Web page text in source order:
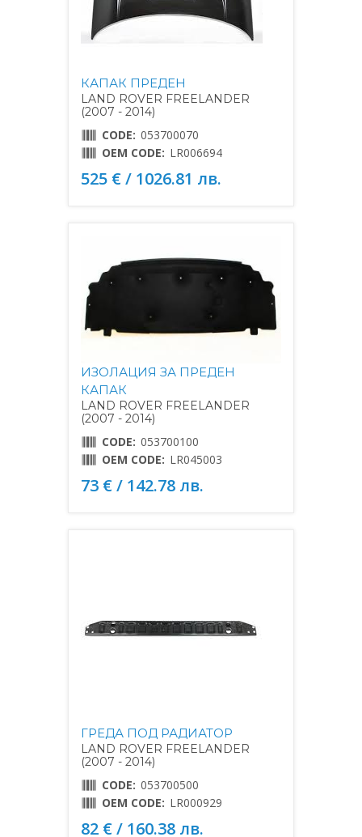
КАПАК ПРЕДЕН
LAND ROVER FREELANDER
(2007 - 2014)
CODE: 053700070
OEM CODE: LR006694
525 € / 1026.81 лв.
ИЗОЛАЦИЯ ЗА ПРЕДЕН
КАПАК
LAND ROVER FREELANDER
(2007 - 2014)
CODE: 053700100
OEM CODE: LR045003
73 € / 142.78 лв.
ГРЕДА ПОД РАДИАТОР
LAND ROVER FREELANDER
(2007 - 2014)
CODE: 053700500
OEM CODE: LR000929
82 € / 160.38 лв.